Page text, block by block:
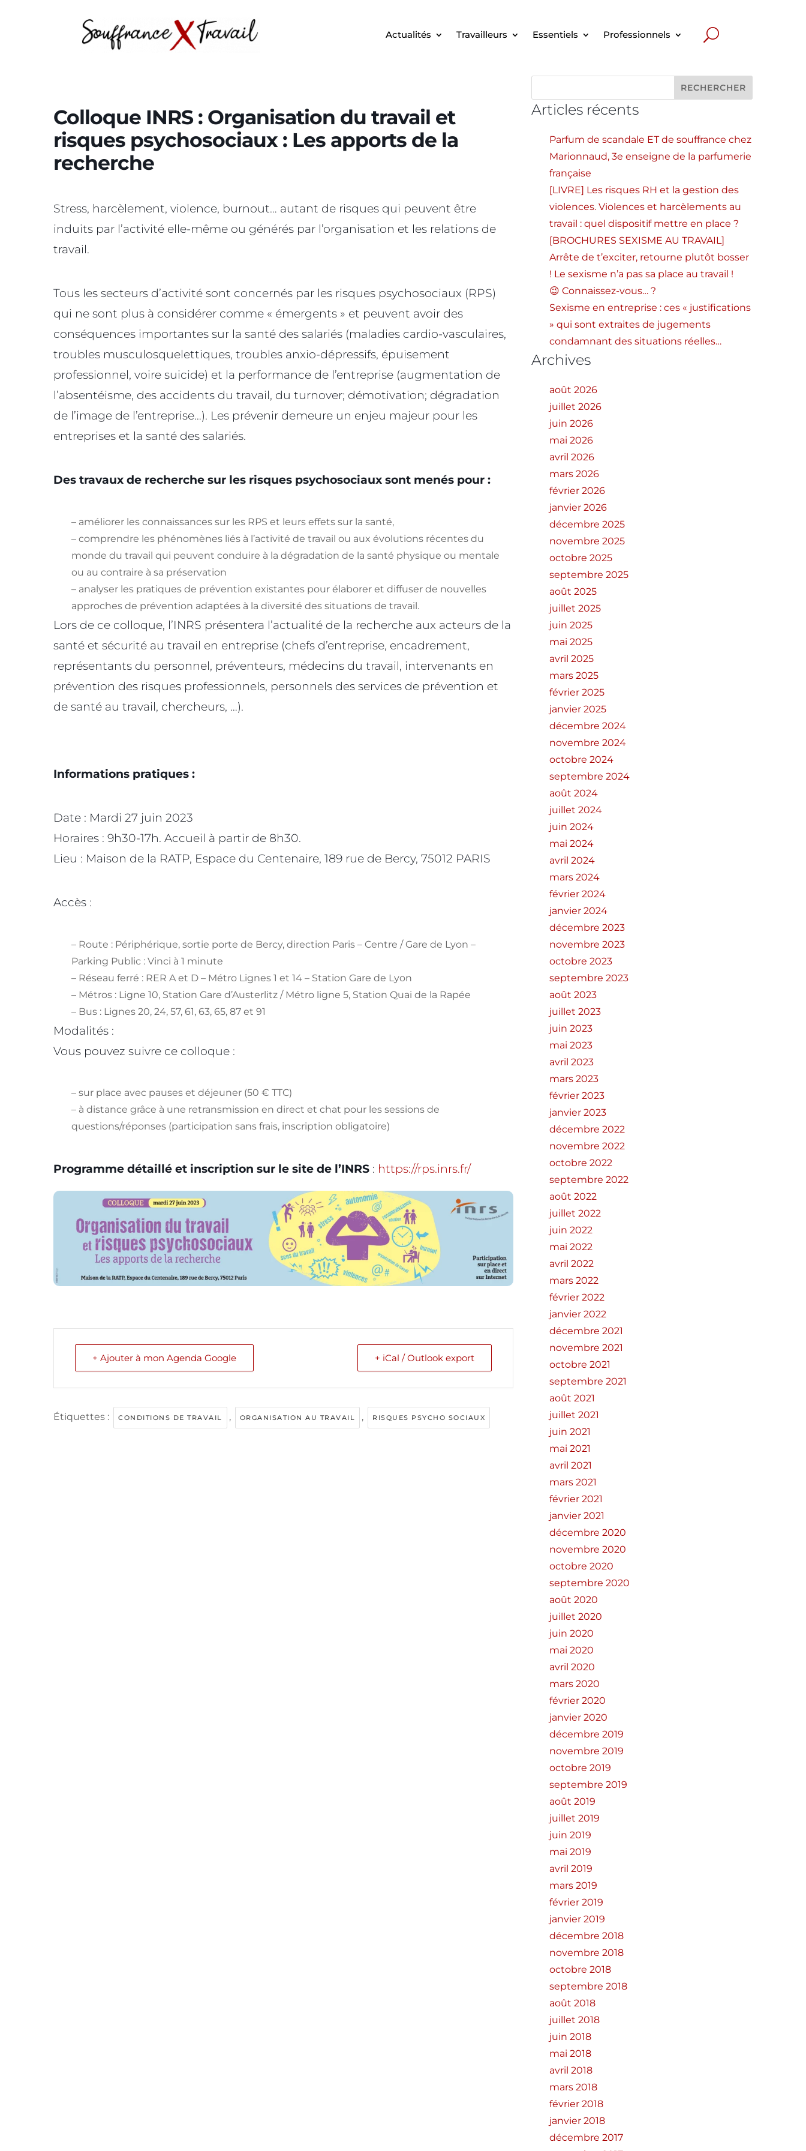
Actualités Travailleurs Essentiels Professionnels
Colloque INRS : Organisation du travail et
risques psychosociaux : Les apports de la
recherche
Stress, harcèlement, violence, burnout… autant de risques qui peuvent être
induits par l’activité elle-même ou générés par l’organisation et les relations de
travail.
Tous les secteurs d’activité sont concernés par les risques psychosociaux (RPS)
qui ne sont plus à considérer comme « émergents » et peuvent avoir des
conséquences importantes sur la santé des salariés (maladies cardio-vasculaires,
troubles musculosquelettiques, troubles anxio-dépressifs, épuisement
professionnel, voire suicide) et la performance de l’entreprise (​augmentation de
l’absentéisme, des accidents du travail, du turnover; démotivation; dégradation
de l’image de l’entreprise…). Les prévenir demeure un enjeu majeur pour les
entreprises et la santé des salariés.
Des travaux de recherche sur les risques psychosociaux sont menés pour :
– améliorer les connaissances sur les RPS et leurs effets sur la santé,
– comprendre les phénomènes liés à l’activité de travail ou aux évolutions récentes du
monde du travail qui peuvent conduire à la dégradation de la santé physique ou mentale
ou au contraire à sa préservation
– analyser les pratiques de prévention existantes pour élaborer et diffuser de nouvelles
approches de prévention adaptées à la diversité des situations de travail.
Lors de ce colloque, l’INRS présentera l’actualité de la recherche aux acteurs de la
santé et sécurité au travail en entreprise (chefs d’entreprise, encadrement,
représentants du personnel, préventeurs, médecins du travail, intervenants en
prévention des risques professionnels, personnels des services de prévention et
de santé au travail, chercheurs, …).
Informations pratiques :
Date : Mardi 27 juin 2023
Horaires : 9h30-17h. Accueil à partir de 8h30.
Lieu : Maison de la RATP, Espace du Centenaire, 189 rue de Bercy, 75012 PARIS
Accès :
– Route : Périphérique, sortie porte de Bercy, direction Paris – Centre / Gare de Lyon –
Parking Public : Vinci à 1 minute
– Réseau ferré : RER A et D – Métro Lignes 1 et 14 – Station Gare de Lyon
– Métros : Ligne 10, Station Gare d’Austerlitz / Métro ligne 5, Station Quai de la Rapée
– Bus : Lignes 20, 24, 57, 61, 63, 65, 87 et 91
Modalités :
Vous pouvez suivre ce colloque :
– sur place avec pauses et déjeuner (50 € TTC)
– à distance grâce à une retransmission en direct et chat pour les sessions de
questions/réponses (participation sans frais, inscription obligatoire)
Programme détaillé et inscription sur le site de l’INRS : https://rps.inrs.fr/
+ Ajouter à mon Agenda Google + iCal / Outlook export
Étiquettes : CONDITIONS DE TRAVAIL , ORGANISATION AU TRAVAIL , RISQUES PSYCHO SOCIAUX
Articles récents
Parfum de scandale ET de souffrance chez
Marionnaud, 3e enseigne de la parfumerie
française
[LIVRE] Les risques RH et la gestion des
violences. Violences et harcèlements au
travail : quel dispositif mettre en place ?
[BROCHURES SEXISME AU TRAVAIL]
Arrête de t’exciter, retourne plutôt bosser
! Le sexisme n’a pas sa place au travail !
😉 Connaissez-vous… ?
Sexisme en entreprise : ces « justifications
» qui sont extraites de jugements
condamnant des situations réelles…
Archives
août 2026
juillet 2026
juin 2026
mai 2026
avril 2026
mars 2026
février 2026
janvier 2026
décembre 2025
novembre 2025
octobre 2025
septembre 2025
août 2025
juillet 2025
juin 2025
mai 2025
avril 2025
mars 2025
février 2025
janvier 2025
décembre 2024
novembre 2024
octobre 2024
septembre 2024
août 2024
juillet 2024
juin 2024
mai 2024
avril 2024
mars 2024
février 2024
janvier 2024
décembre 2023
novembre 2023
octobre 2023
septembre 2023
août 2023
juillet 2023
juin 2023
mai 2023
avril 2023
mars 2023
février 2023
janvier 2023
décembre 2022
novembre 2022
octobre 2022
septembre 2022
août 2022
juillet 2022
juin 2022
mai 2022
avril 2022
mars 2022
février 2022
janvier 2022
décembre 2021
novembre 2021
octobre 2021
septembre 2021
août 2021
juillet 2021
juin 2021
mai 2021
avril 2021
mars 2021
février 2021
janvier 2021
décembre 2020
novembre 2020
octobre 2020
septembre 2020
août 2020
juillet 2020
juin 2020
mai 2020
avril 2020
mars 2020
février 2020
janvier 2020
décembre 2019
novembre 2019
octobre 2019
septembre 2019
août 2019
juillet 2019
juin 2019
mai 2019
avril 2019
mars 2019
février 2019
janvier 2019
décembre 2018
novembre 2018
octobre 2018
septembre 2018
août 2018
juillet 2018
juin 2018
mai 2018
avril 2018
mars 2018
février 2018
janvier 2018
décembre 2017